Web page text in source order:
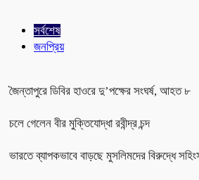
সর্বশেষ
জনপ্রিয়
জৈন্তাপুরে ডিবির হাওরে দু’পক্ষের সংঘর্ষ, আহত ৮
চলে গেলেন বীর মুক্তিযোদ্ধা রবীন্দ্র চন্দ
ভারতে ব্যাপকভাবে বাড়ছে মুসলিমদের বিরুদ্ধে